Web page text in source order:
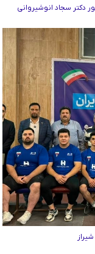
دکتر سجاد انوشیروانی